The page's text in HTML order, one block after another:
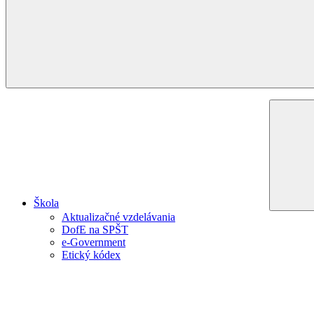
Menu
Škola
Aktualizačné vzdelávania
DofE na SPŠT
e-Government
Etický kódex